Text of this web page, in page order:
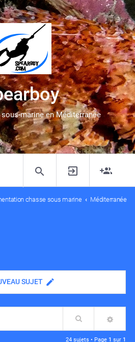
marine en Méditerranée
chasse sous marine Méditerranée
SUJET
Rechercher
24 sujets • Page 1 sur 1